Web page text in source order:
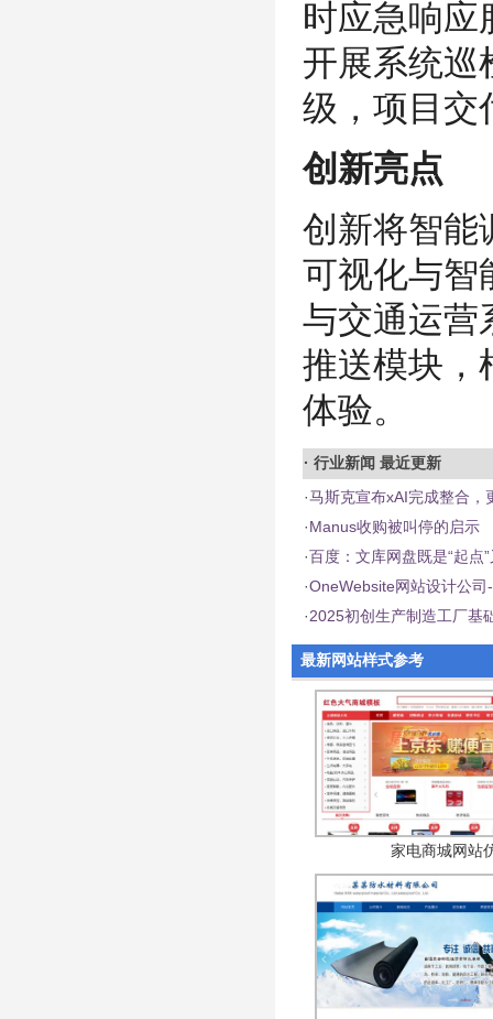
时应急响应
开展系统巡
级，项目交
创新亮点
创新将智能
可视化与智
与交通运营
推送模块，
体验。
· 行业新闻 最近更新
·马斯克宣布xAI完成整合，
·Manus收购被叫停的启示
·百度：文库网盘既是“起点
·OneWebsite网站设计公
·2025初创生产制造工厂基
最新网站样式参考
家电商城网站